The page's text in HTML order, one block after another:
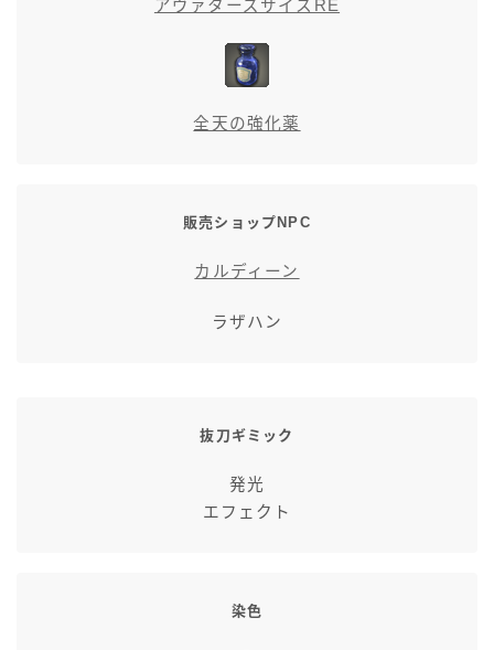
アヴァターズサイスRE
全天の強化薬
販売ショップNPC
カルディーン
ラザハン
抜刀ギミック
発光
エフェクト
染色